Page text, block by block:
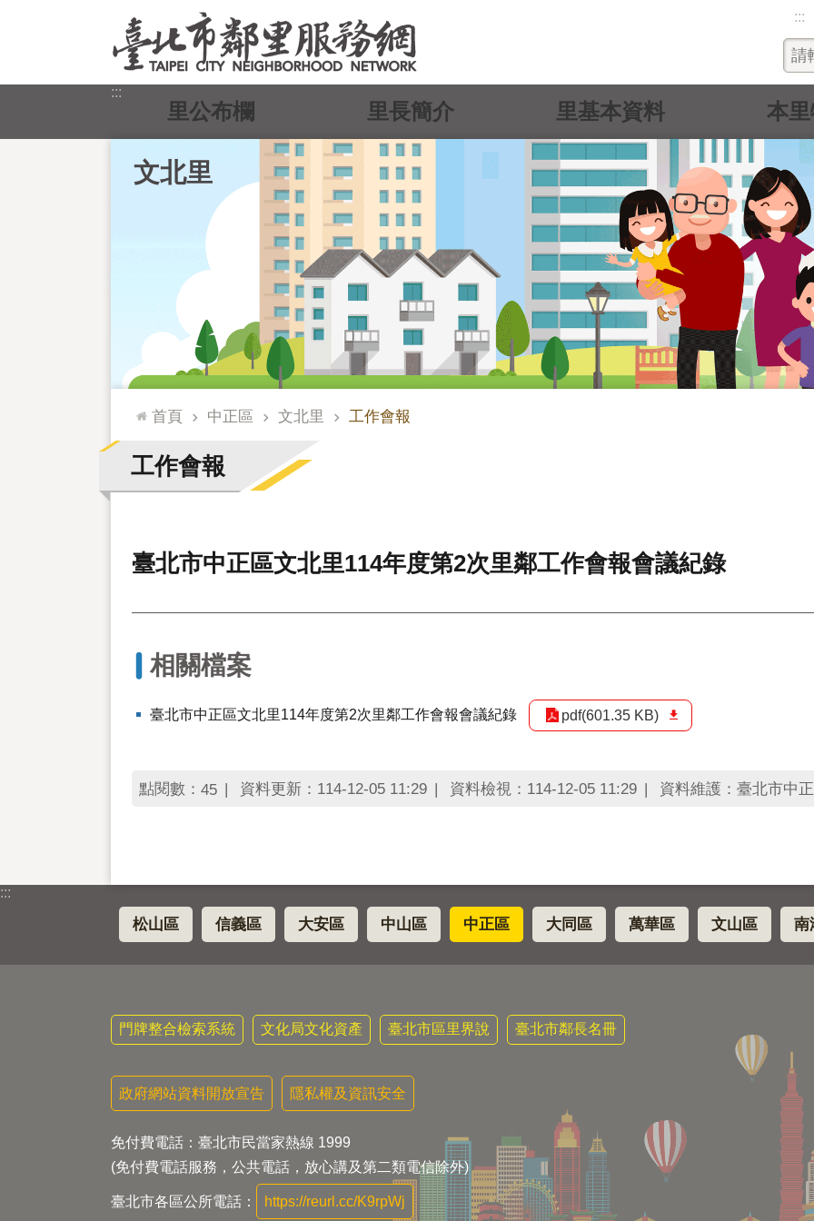
:::
:::
文北里
里公布欄 里長簡介 里基本資料 本
::: 首頁 中正區 文北里 工作會報
工作會報
臺北市中正區文北里114年度第2次里鄰工作會報會議紀錄
相關檔案
臺北市中正區文北里114年度第2次里鄰工作會報會議紀錄 pdf(601.35 KB)
點閱數： 45 資料更新：114-12-05 11:29 資料檢視：114-12-05 11:29 資料維護：臺北市中
:::
松山區 信義區 大安區 中山區 中正區 大同區 萬華區 文山區 南
門牌整合檢索系統 文化局文化資產 臺北市區里界說 臺北市鄰長名冊
政府網站資料開放宣告 隱私權及資訊安全
免付費電話：臺北市民當家熱線 1999
(免付費電話服務，公共電話，放心講及第二類電信除外)
臺北市各區公所電話： https://reurl.cc/K9rpWj